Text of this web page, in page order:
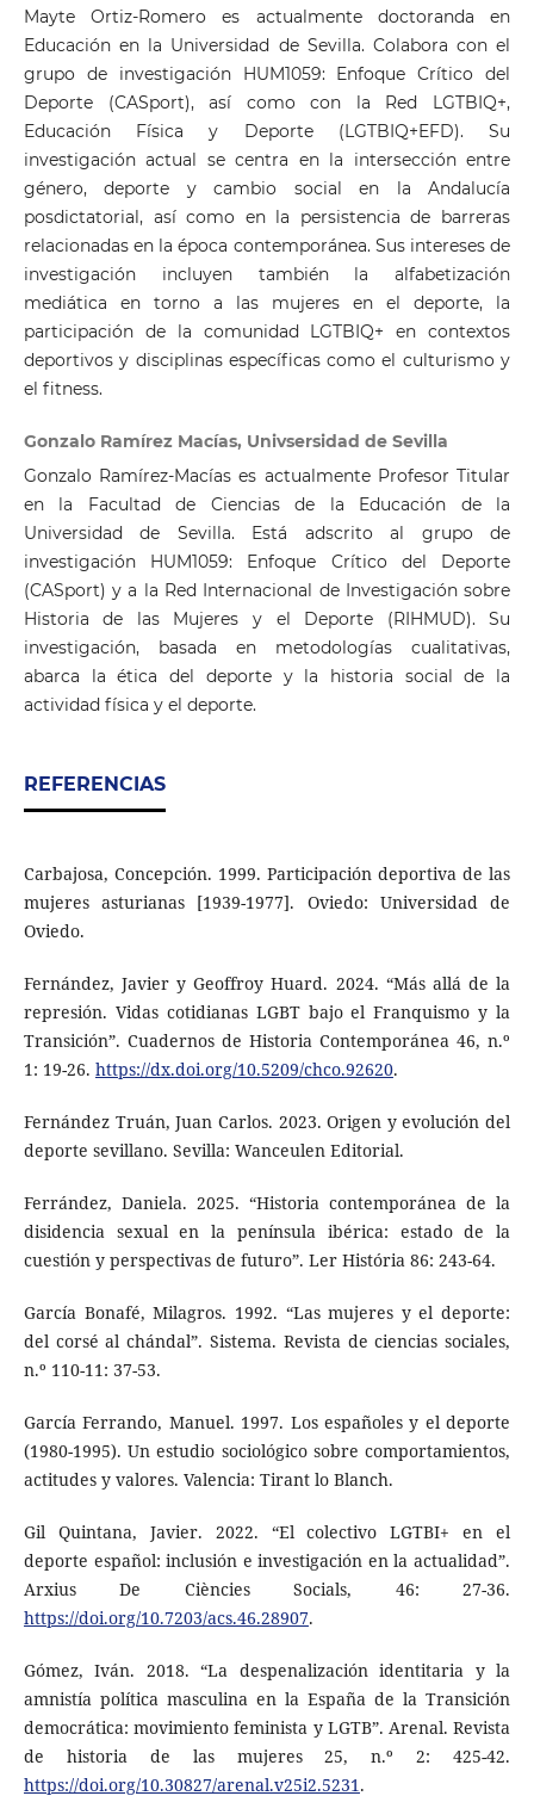
Mayte Ortiz-Romero es actualmente doctoranda en
Educación en la Universidad de Sevilla. Colabora con el
grupo de investigación HUM1059: Enfoque Crítico del
Deporte (CASport), así como con la Red LGTBIQ+,
Educación Física y Deporte (LGTBIQ+EFD). Su
investigación actual se centra en la intersección entre
género, deporte y cambio social en la Andalucía
posdictatorial, así como en la persistencia de barreras
relacionadas en la época contemporánea. Sus intereses de
investigación incluyen también la alfabetización
mediática en torno a las mujeres en el deporte, la
participación de la comunidad LGTBIQ+ en contextos
deportivos y disciplinas específicas como el culturismo y
el fitness.
Gonzalo Ramírez Macías, Univsersidad de Sevilla
Gonzalo Ramírez-Macías es actualmente Profesor Titular
en la Facultad de Ciencias de la Educación de la
Universidad de Sevilla. Está adscrito al grupo de
investigación HUM1059: Enfoque Crítico del Deporte
(CASport) y a la Red Internacional de Investigación sobre
Historia de las Mujeres y el Deporte (RIHMUD). Su
investigación, basada en metodologías cualitativas,
abarca la ética del deporte y la historia social de la
actividad física y el deporte.
REFERENCIAS
Carbajosa, Concepción. 1999. Participación deportiva de las
mujeres asturianas [1939-1977]. Oviedo: Universidad de
Oviedo.
Fernández, Javier y Geoffroy Huard. 2024. “Más allá de la
represión. Vidas cotidianas LGBT bajo el Franquismo y la
Transición”. Cuadernos de Historia Contemporánea 46, n.º
1: 19-26. https://dx.doi.org/10.5209/chco.92620.
Fernández Truán, Juan Carlos. 2023. Origen y evolución del
deporte sevillano. Sevilla: Wanceulen Editorial.
Ferrández, Daniela. 2025. “Historia contemporánea de la
disidencia sexual en la península ibérica: estado de la
cuestión y perspectivas de futuro”. Ler História 86: 243-64.
García Bonafé, Milagros. 1992. “Las mujeres y el deporte:
del corsé al chándal”. Sistema. Revista de ciencias sociales,
n.º 110-11: 37-53.
García Ferrando, Manuel. 1997. Los españoles y el deporte
(1980-1995). Un estudio sociológico sobre comportamientos,
actitudes y valores. Valencia: Tirant lo Blanch.
Gil Quintana, Javier. 2022. “El colectivo LGTBI+ en el
deporte español: inclusión e investigación en la actualidad”.
Arxius De Ciències Socials, 46: 27-36.
https://doi.org/10.7203/acs.46.28907.
Gómez, Iván. 2018. “La despenalización identitaria y la
amnistía política masculina en la España de la Transición
democrática: movimiento feminista y LGTB”. Arenal. Revista
de historia de las mujeres 25, n.º 2: 425-42.
https://doi.org/10.30827/arenal.v25i2.5231.